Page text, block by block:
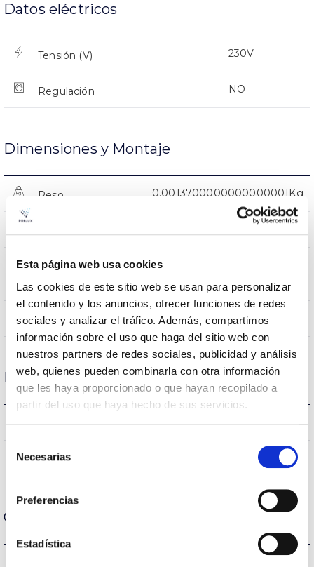
Esta página web usa cookies
Las cookies de este sitio web se usan para personalizar
el contenido y los anuncios, ofrecer funciones de redes
sociales y analizar el tráfico. Además, compartimos
información sobre el uso que haga del sitio web con
nuestros partners de redes sociales, publicidad y análisis
web, quienes pueden combinarla con otra información
que les haya proporcionado o que hayan recopilado a
partir del uso que haya hecho de sus servicios.
Necesarias
Preferencias
Estadística
Datos eléctricos
Tensión (V) 230V
Regulación NO
Dimensiones y Montaje
Peso 0.0013700000000000001Kg
Posición de
montaje
Empalmable NO
Datos ópticos
CRI Índice de repr. cromática
Carcasa y Acabado